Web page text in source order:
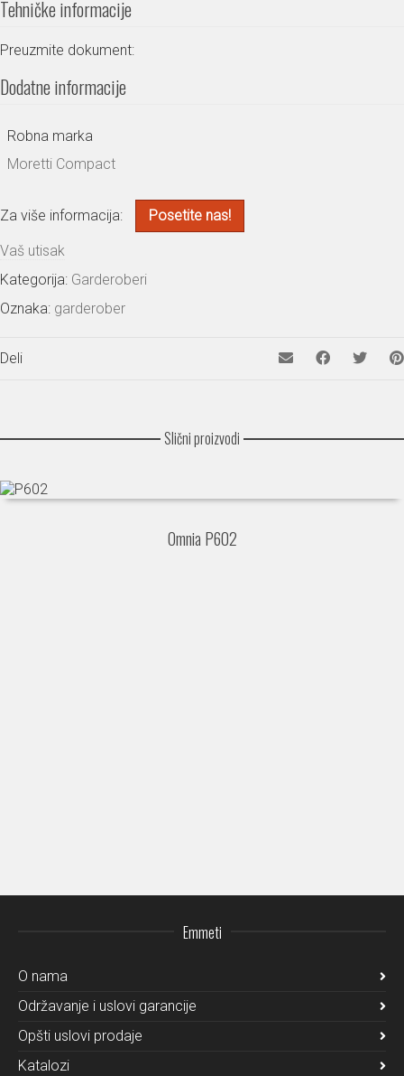
Tehničke informacije
Preuzmite dokument:
Dodatne informacije
Robna marka
Moretti Compact
Za više informacija: Posetite nas!
Vaš utisak
Kategorija: Garderoberi
Oznaka: garderober
Deli
Slični proizvodi
Omnia P602
Emmeti
O nama
Održavanje i uslovi garancije
Opšti uslovi prodaje
Katalozi